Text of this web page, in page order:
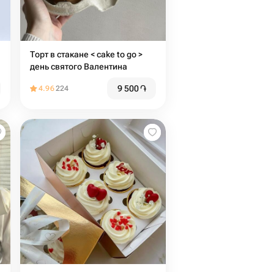
Торт в стакане < cake to go >
день святого Валентина
4.96224 9 500֏